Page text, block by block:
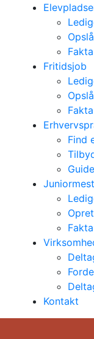
Fritidsjob
Find
Kontakt